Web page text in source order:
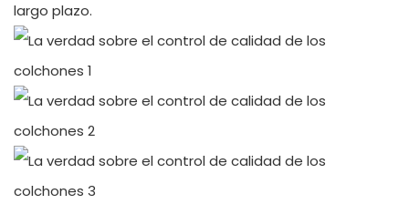
largo plazo.